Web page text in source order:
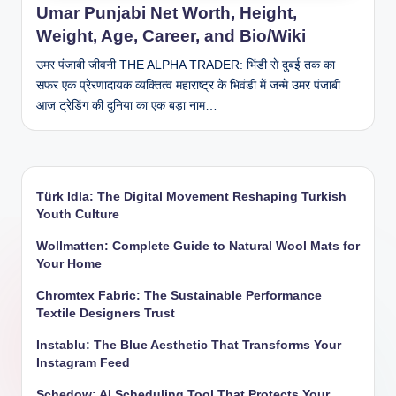
Umar Punjabi Net Worth, Height,
Weight, Age, Career, and Bio/Wiki
उमर पंजाबी जीवनी THE ALPHA TRADER: भिंडी से दुबई तक का
सफर एक प्रेरणादायक व्यक्तित्व महाराष्ट्र के भिवंडी में जन्मे उमर पंजाबी
आज ट्रेडिंग की दुनिया का एक बड़ा नाम…
Türk Idla: The Digital Movement Reshaping Turkish
Youth Culture
Wollmatten: Complete Guide to Natural Wool Mats for
Your Home
Chromtex Fabric: The Sustainable Performance
Textile Designers Trust
Instablu: The Blue Aesthetic That Transforms Your
Instagram Feed